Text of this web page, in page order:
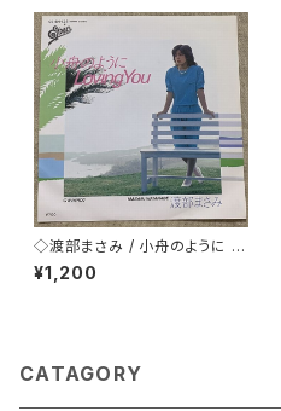
◇渡部まさみ / 小舟のように L
oving You
¥1,200
CATAGORY